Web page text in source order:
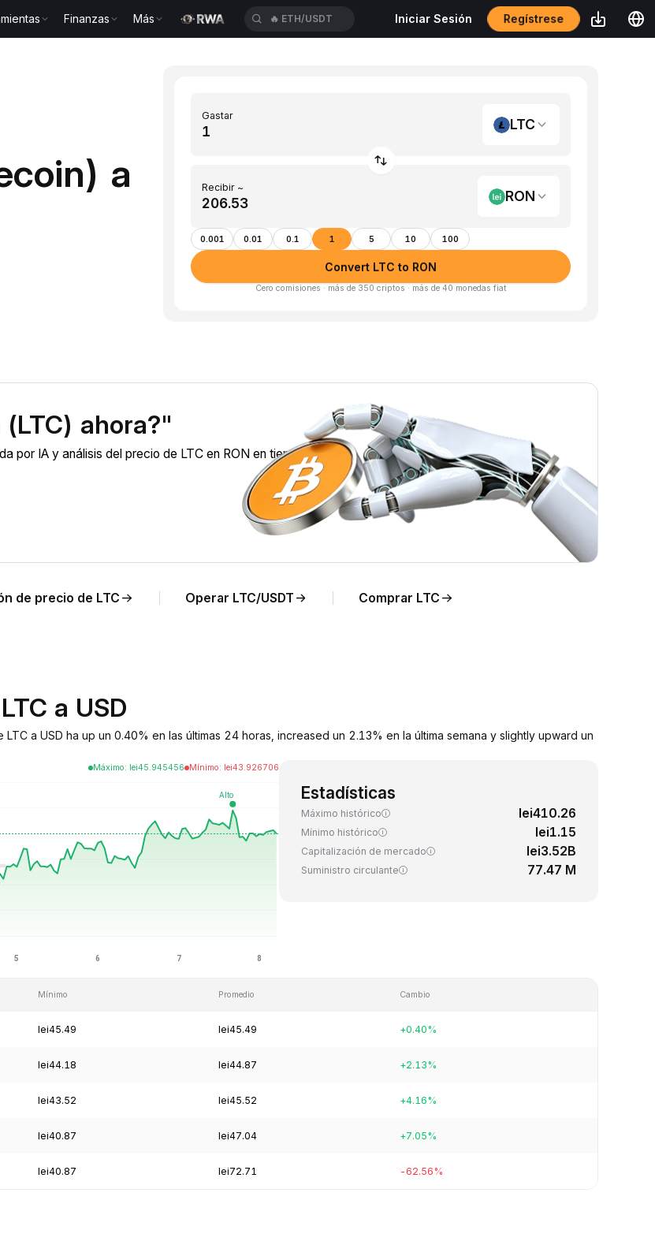
Finanzas Más 🔥 ETH/USDT Iniciar Sesión Regístrese
a
Gastar
LTC
Recibir ~
RON
0.001 0.01 0.1 1 5 10 100
Convert LTC to RON
Cero comisiones · más de 350 criptos · más de 40 monedas fiat
ahora?"
por IA y análisis del precio de LTC en RON en tiempo
de precio de LTC Operar LTC/USDT Comprar LTC
a USD
a USD ha up un 0.40% en las últimas 24 horas, increased un 2.13% en la última semana y slightly upward un
Máximo: lei45.945456 Mínimo: lei43.926706
Estadísticas
Máximo histórico lei410.26
Mínimo histórico lei1.15
Capitalización de mercado lei3.52B
Suministro circulante 77.47 M
Mínimo Promedio Cambio
lei45.49 lei45.49 +0.40%
lei44.18 lei44.87 +2.13%
lei43.52 lei45.52 +4.16%
lei40.87 lei47.04 +7.05%
lei40.87 lei72.71 -62.56%